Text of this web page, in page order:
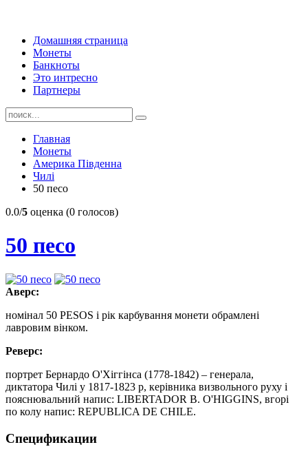
Домашняя страница
Монеты
Банкноты
Это интресно
Партнеры
Главная
Монеты
Америка Південна
Чилі
50 песо
0.0/5 оценка (0 голосов)
50 песо
Аверс:
номінал 50 PESOS і рік карбування монети обрамлені
лавровим вінком.
Реверс:
портрет Бернардо О'Хіггінса (1778-1842) – генерала,
диктатора Чилі у 1817-1823 р, керівника визвольного руху і
пояснювальний напис: LIBERTADOR B. O'HIGGINS, вгорі
по колу напис: REPUBLICA DE CHILE.
Спецификации